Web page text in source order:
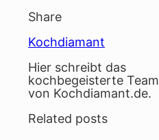
Share
Kochdiamant
Hier schreibt das
kochbegeisterte Team
von Kochdiamant.de.
Related posts